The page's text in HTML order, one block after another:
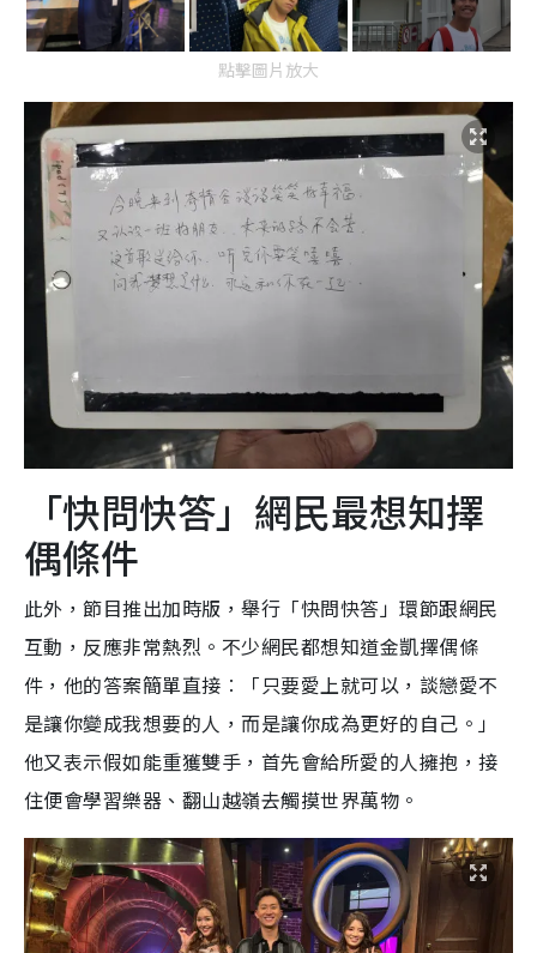
點擊圖片放大
「快問快答」網民最想知擇
偶條件
此外，節目推出加時版，舉行「快問快答」環節跟網民
互動，反應非常熱烈。不少網民都想知道金凱擇偶條
件，他的答案簡單直接︰「只要愛上就可以，談戀愛不
是讓你變成我想要的人，而是讓你成為更好的自己。」
他又表示假如能重獲雙手，首先會給所愛的人擁抱，接
住便會學習樂器、翻山越嶺去觸摸世界萬物。